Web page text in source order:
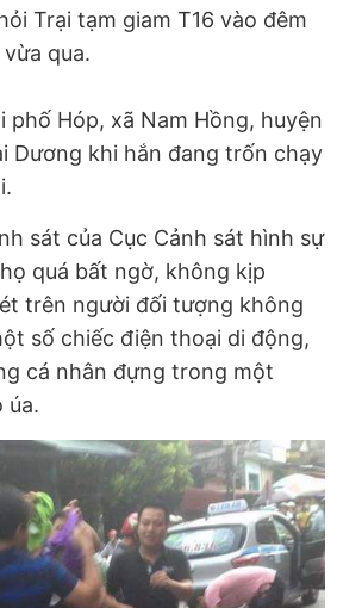
Trại tạm giam T16 vào đêm
qua.
phố Hóp, xã Nam Hồng, huyện
Dương khi hắn đang trốn chạy
sát của Cục Cảnh sát hình sự
quá bất ngờ, không kịp
trên người đối tượng không
số chiếc điện thoại di động,
cá nhân đựng trong một
úa.